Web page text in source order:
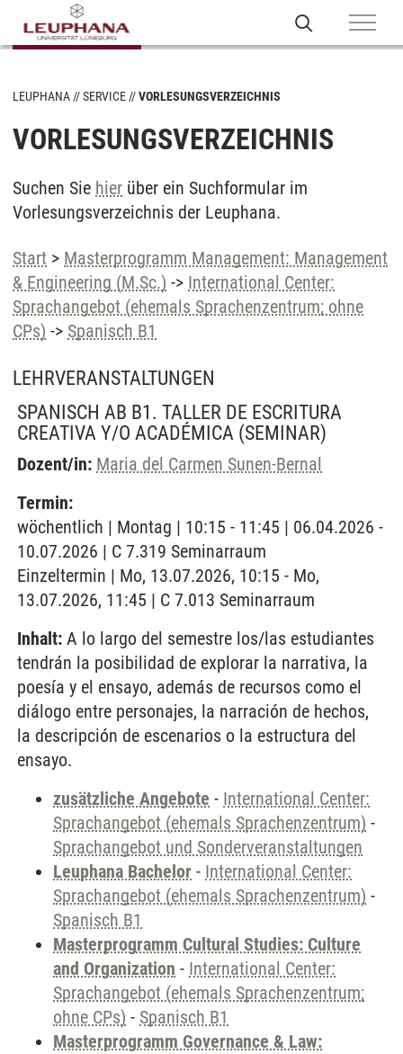
LEUPHANA SERVICE VORLESUNGSVERZEICHNIS
VORLESUNGSVERZEICHNIS
Suchen Sie hier über ein Suchformular im
Vorlesungsverzeichnis der Leuphana.
Start > Masterprogramm Management: Management
& Engineering (M.Sc.) -> International Center:
Sprachangebot (ehemals Sprachenzentrum; ohne
CPs) -> Spanisch B1
LEHRVERANSTALTUNGEN
SPANISCH AB B1. TALLER DE ESCRITURA
CREATIVA Y/O ACADÉMICA (SEMINAR)
Dozent/in: Maria del Carmen Sunen-Bernal
Termin:
wöchentlich | Montag | 10:15 - 11:45 | 06.04.2026 -
10.07.2026 | C 7.319 Seminarraum
Einzeltermin | Mo, 13.07.2026, 10:15 - Mo,
13.07.2026, 11:45 | C 7.013 Seminarraum
Inhalt: A lo largo del semestre los/las estudiantes
tendrán la posibilidad de explorar la narrativa, la
poesía y el ensayo, además de recursos como el
diálogo entre personajes, la narración de hechos,
la descripción de escenarios o la estructura del
ensayo.
zusätzliche Angebote - International Center:
Sprachangebot (ehemals Sprachenzentrum) -
Sprachangebot und Sonderveranstaltungen
Leuphana Bachelor - International Center:
Sprachangebot (ehemals Sprachenzentrum) -
Spanisch B1
Masterprogramm Cultural Studies: Culture
and Organization - International Center:
Sprachangebot (ehemals Sprachenzentrum;
ohne CPs) - Spanisch B1
Masterprogramm Governance & Law: